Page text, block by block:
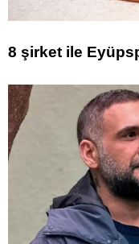
8 şirket ile